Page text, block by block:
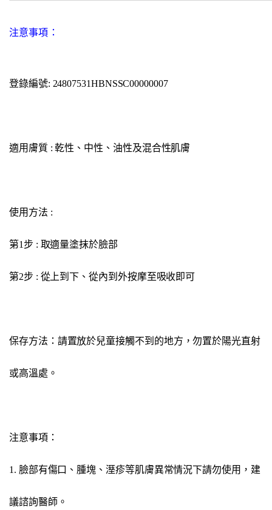
注意事項：
登錄編號: 24807531HBNSSC00000007
適用膚質 : 乾性、中性、油性及混合性肌膚
使用方法 :
第1步 : 取適量塗抹於臉部
第2步 : 從上到下、從內到外按摩至吸收即可
保存方法：請置放於兒童接觸不到的地方，勿置於陽光直射
或高溫處。
注意事項：
1. 臉部有傷口、腫塊、溼疹等肌膚異常情況下請勿使用，建
議諮詢醫師。